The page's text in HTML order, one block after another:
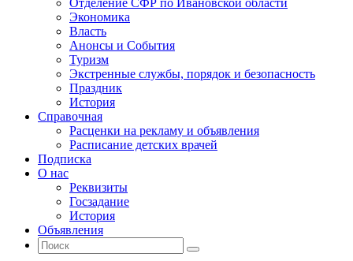
Отделение СФР по Ивановской области
Экономика
Власть
Анонсы и События
Туризм
Экстренные службы, порядок и безопасность
Праздник
История
Справочная
Расценки на рекламу и объявления
Расписание детских врачей
Подписка
О нас
Реквизиты
Госзадание
История
Объявления
Поиск
Искать:
Поиск